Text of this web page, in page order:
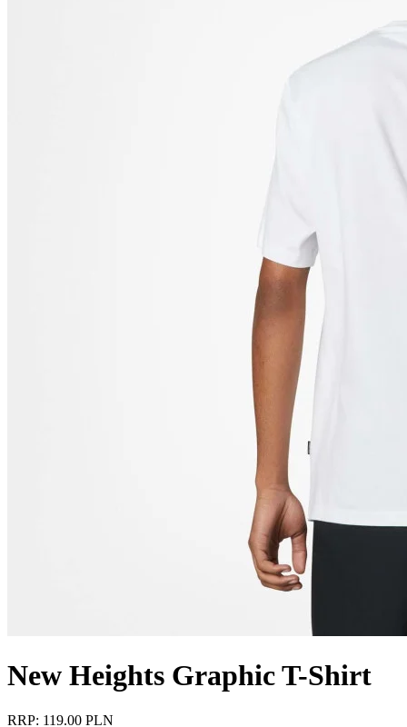
New Heights Graphic T-Shirt
RRP: 119.00 PLN